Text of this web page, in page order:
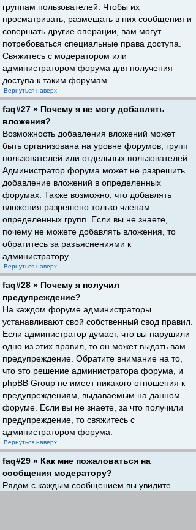
группам пользователей. Чтобы их
просматривать, размещать в них сообщения и
совершать другие операции, вам могут
потребоваться специальные права доступа.
Свяжитесь с модератором или
администратором форума для получения
доступа к таким форумам.
Вернуться наверх
faq#27 » Почему я не могу добавлять
вложения?
Возможность добавления вложений может
быть организована на уровне форумов, групп
пользователей или отдельных пользователей.
Администратор форума может не разрешить
добавление вложений в определенных
форумах. Также возможно, что добавлять
вложения разрешено только членам
определенных групп. Если вы не знаете,
почему не можете добавлять вложения, то
обратитесь за разъяснениями к
администратору.
Вернуться наверх
faq#28 » Почему я получил
предупреждение?
На каждом форуме администраторы
устанавливают свой собственный свод правил.
Если администратор думает, что вы нарушили
одно из этих правил, то он может выдать вам
предупреждение. Обратите внимание на то,
что это решение администратора форума, и
phpBB Group не имеет никакого отношения к
предупреждениям, выдаваемым на данном
форуме. Если вы не знаете, за что получили
предупреждение, то свяжитесь с
администратором форума.
Вернуться наверх
faq#29 » Как мне пожаловаться на
сообщения модератору?
Рядом с каждым сообщением вы увидите